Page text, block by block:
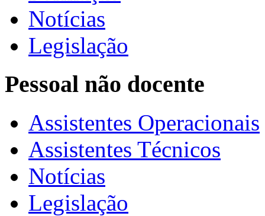
Notícias
Legislação
Pessoal não docente
Assistentes Operacionais
Assistentes Técnicos
Notícias
Legislação